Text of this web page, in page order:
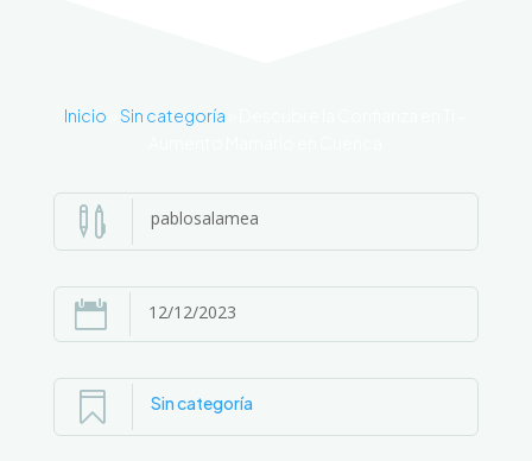
Inicio »Sin categoría
 pablosalamea
 12/12/2023
 Sin categoría